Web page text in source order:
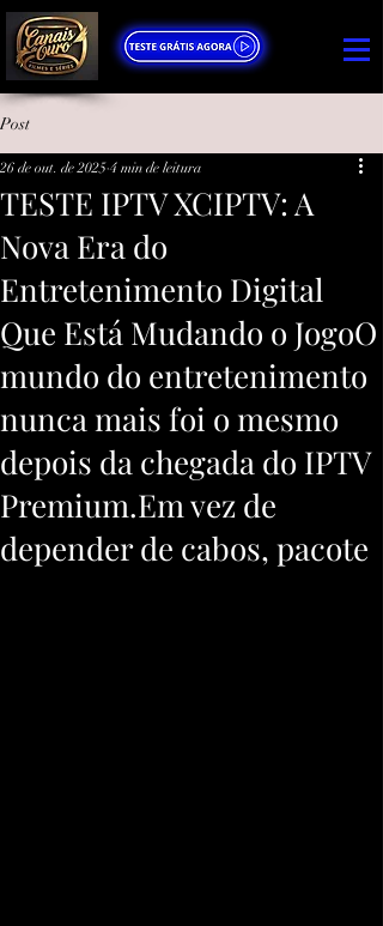
Post
TESTE IPTV XCIPTV: A
Nova Era do
Entretenimento Digital
Que Está Mudando o JogoO
mundo do entretenimento
nunca mais foi o mesmo
depois da chegada do IPTV
Premium.Em vez de
depender de cabos, pacote
26 de out. de 2025 4 min de leitura